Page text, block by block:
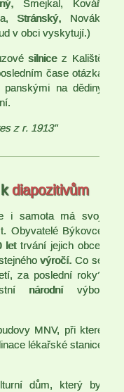
Smejkal, Kovář,
Stránský, Novák.
v obci vyskytují.)
silnice z Kaliště
čase otázka
na dědiny
z r. 1913"
diapozitivům
i samota má svoji
Obyvatelé Býkovce
trvání jejich obce,
výročí. Co se
za poslední roky?
národní výbor
MNV, při které
lékařské stanice
dům, který byl